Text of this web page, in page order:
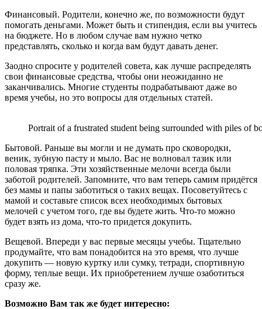
Финансовый. Родители, конечно же, по возможности будут
помогать деньгами. Может быть и стипендия, если вы учитесь
на бюджете. Но в любом случае вам нужно четко
представлять, сколько и когда вам будут давать денег.
Заодно спросите у родителей совета, как лучше распределять
свои финансовые средства, чтобы они неожиданно не
заканчивались. Многие студенты подрабатывают даже во
время учебы, но это вопросы для отдельных статей.
Portrait of a frustrated student being surrounded with piles of
Бытовой. Раньше вы могли и не думать про сковородки,
веник, зубную пасту и мыло. Вас не волновал тазик или
половая тряпка. Эти хозяйственные мелочи всегда были
заботой родителей. Запомните, что вам теперь самим придётся
без мамы и папы заботиться о таких вещах. Посоветуйтесь с
мамой и составьте список всех необходимых бытовых
мелочей с учетом того, где вы будете жить. Что-то можно
будет взять из дома, что-то придется докупить.
Вещевой. Впереди у вас первые месяцы учебы. Тщательно
продумайте, что вам понадобится на это время, что лучше
докупить — новую куртку или сумку, тетради, спортивную
форму, теплые вещи. Их приобретением лучше озаботиться
сразу же.
Возможно Вам так же будет интересно: